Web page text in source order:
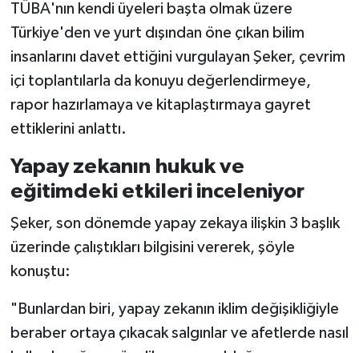
TÜBA'nın kendi üyeleri başta olmak üzere
Türkiye'den ve yurt dışından öne çıkan bilim
insanlarını davet ettiğini vurgulayan Şeker, çevrim
içi toplantılarla da konuyu değerlendirmeye,
rapor hazırlamaya ve kitaplaştırmaya gayret
ettiklerini anlattı.
Yapay zekanın hukuk ve
eğitimdeki etkileri inceleniyor
Şeker, son dönemde yapay zekaya ilişkin 3 başlık
üzerinde çalıştıkları bilgisini vererek, şöyle
konuştu:
"Bunlardan biri, yapay zekanın iklim değişikliğiyle
beraber ortaya çıkacak salgınlar ve afetlerde nasıl